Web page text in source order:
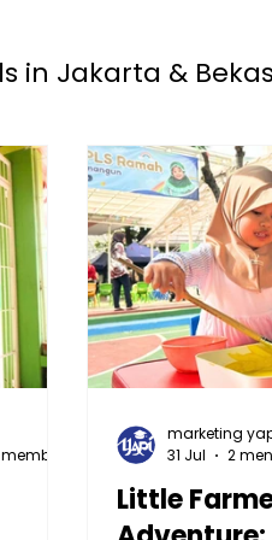
in Jakarta &
SDIA 13
SMAIA
Little
marketing
31 Jul
2